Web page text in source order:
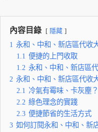
內容目錄 隱藏
1 永和、中和、新店區代收
1.1 便捷的上門收取
1.2 永和、中和、新店區
2 永和、中和、新店區代收
2.1 冷氣有霉味、卡灰塵
2.2 綠色理念的實踐
2.3 便捷節省的生活方式
3 如何訂閱永和、中和、新